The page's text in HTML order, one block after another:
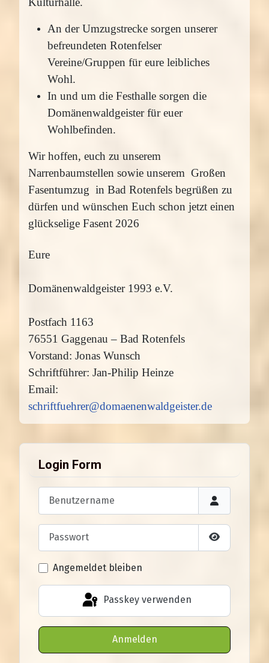
An der Umzugstrecke sorgen unserer
befreundeten Rotenfelser
Vereine/Gruppen für eure leibliches
Wohl.
In und um die Festhalle sorgen die
Domänenwaldgeister für euer
Wohlbefinden.
Wir hoffen, euch zu unserem
Narrenbaumstellen sowie unserem Großen
Fasentumzug in Bad Rotenfels begrüßen zu
dürfen und wünschen Euch schon jetzt einen
glückselige Fasent 2026
Eure
Domänenwaldgeister 1993 e.V.
Postfach 1163
76551 Gaggenau – Bad Rotenfels
Vorstand: Jonas Wunsch
Schriftführer: Jan-Philip Heinze
Email:
schriftfuehrer@domaenenwaldgeister.de
Login Form
Passwort
Angemeldet bleiben
Passkey verwenden
Anmelden